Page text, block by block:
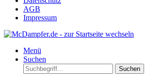
AGB
Impressum
Menü
Suchen
Suchen